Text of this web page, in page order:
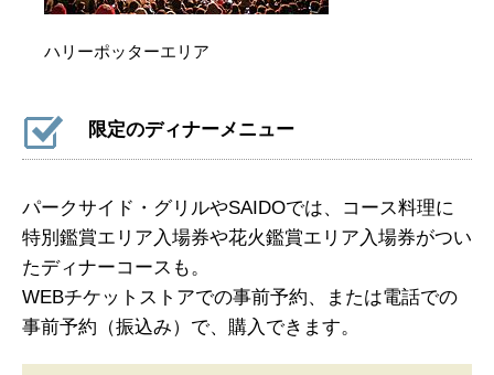
ハリーポッターエリア
限定のディナーメニュー
パークサイド・グリルやSAIDOでは、コース料理に
特別鑑賞エリア入場券や花火鑑賞エリア入場券がつい
たディナーコースも。
WEBチケットストアでの事前予約、または電話での
事前予約（振込み）で、購入できます。